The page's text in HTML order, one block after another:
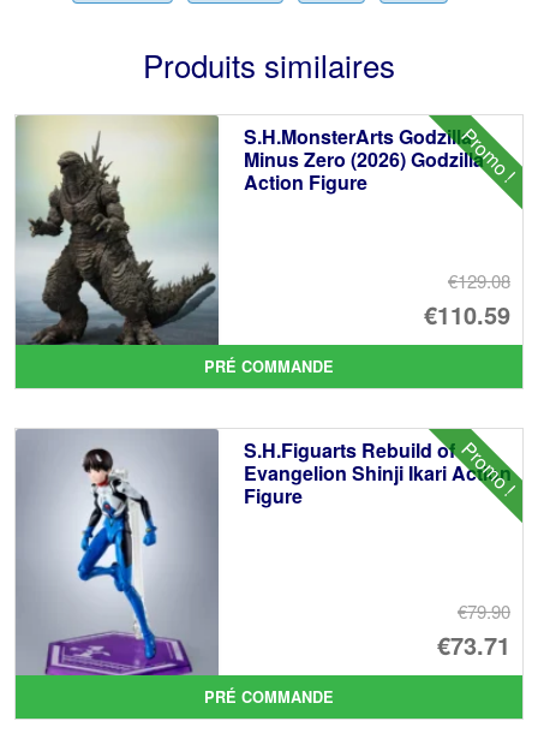
Produits similaires
Promo !
S.H.MonsterArts Godzilla
Minus Zero (2026) Godzilla
Action Figure
€129.08
Le
€110.59
Le
PRÉ COMMANDE
Promo !
S.H.Figuarts Rebuild of
Evangelion Shinji Ikari Action
Figure
€79.90
€73.71
Le
PRÉ COMMANDE